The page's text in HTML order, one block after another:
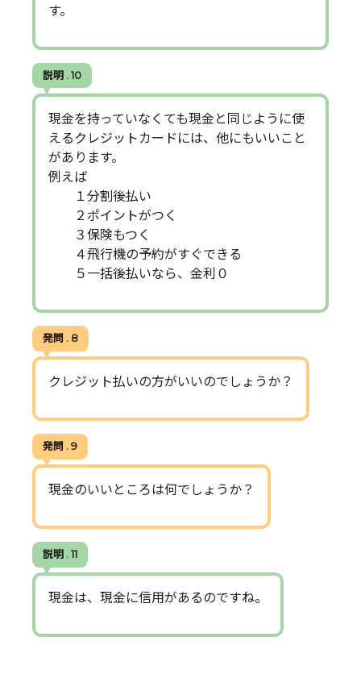
す。
説明 . 10
現金を持っていなくても現金と同じように使
えるクレジットカードには、他にもいいこと
があります。
例えば
１分割後払い
２ポイントがつく
３保険もつく
４飛行機の予約がすぐできる
５一括後払いなら、金利０
発問 . 8
クレジット払いの方がいいのでしょうか？
発問 . 9
現金のいいところは何でしょうか？
説明 . 11
現金は、現金に信用があるのですね。